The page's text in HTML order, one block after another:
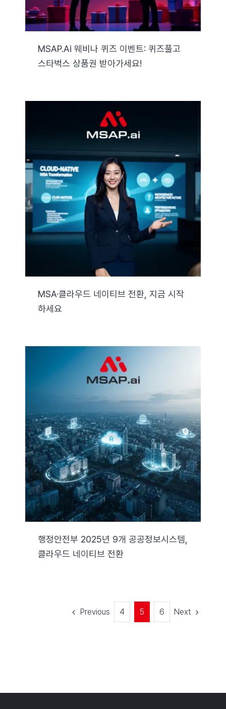
MSAP.ai 웨비나 퀴즈 이벤트: 퀴즈풀고
스타벅스 상품권 받아가세요!
MSA·클라우드 네이티브 전환, 지금 시작
하세요
행정안전부 2025년 9개 공공정보시스템,
클라우드 네이티브 전환
Previous 4 5 6 Next